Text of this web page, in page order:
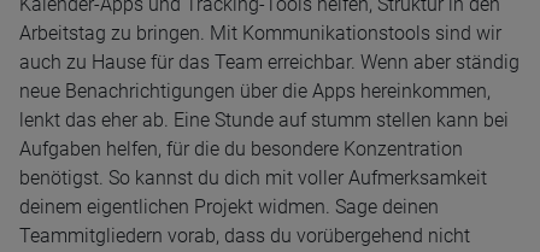
Arbeitstag zu bringen. Mit Kommunikationstools sind wir
auch zu Hause für das Team erreichbar. Wenn aber ständig
neue Benachrichtigungen über die Apps hereinkommen,
lenkt das eher ab. Eine Stunde auf stumm stellen kann bei
Aufgaben helfen, für die du besondere Konzentration
benötigst. So kannst du dich mit voller Aufmerksamkeit
deinem eigentlichen Projekt widmen. Sage deinen
Teammitgliedern vorab, dass du vorübergehend nicht